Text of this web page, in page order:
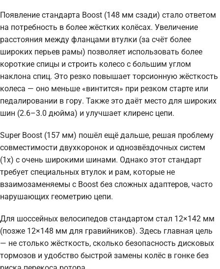
Появление стандарта Boost (148 мм сзади) стало ответом
на потребность в более жёстких колёсах. Увеличение
расстояния между фланцами втулки (за счёт более
широких перьев рамы) позволяет использовать более
короткие спицы и строить колесо с большим углом
наклона спиц. Это резко повышает торсионную жёсткость
колеса — оно меньше «винтится» при резком старте или
педалировании в гору. Также это даёт место для широких
шин (2.6–3.0 дюйма) и улучшает клиренс цепи.
Super Boost (157 мм) пошёл ещё дальше, решая проблему
совместимости двухкоронок и однозвёздочных систем
(1x) с очень широкими шинами. Однако этот стандарт
требует специальных втулок и рам, которые не
взаимозаменяемы с Boost без сложных адаптеров, часто
нарушающих геометрию цепи.
Для шоссейных велосипедов стандартом стал 12×142 мм
(позже 12×148 мм для гравийников). Здесь главная цель
— не столько жёсткость, сколько безопасность дисковых
тормозов и удобство быстрой замены колёс в гонке без